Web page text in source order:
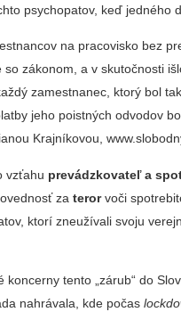
psychopatov, keď jedného
na pracovisko bez
so zákonom, a v skutočnosti
zamestnanec, ktorý bol
jeho poistných odvodov
Krajníkovou,
vzťahu prevádzkovateľ a
zaterorvoči
ktorí zneužívali svoju
koncerny tento „zárub“ do
nahrávala, kde počas